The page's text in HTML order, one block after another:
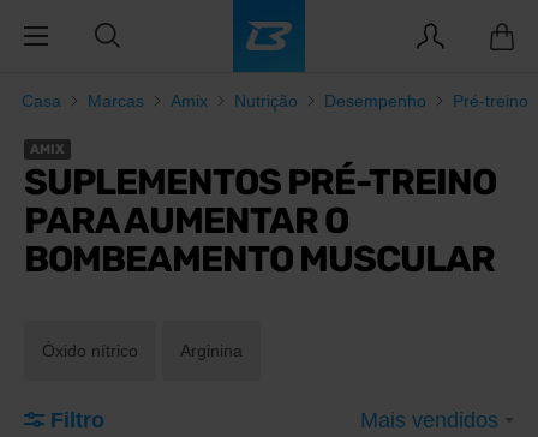
Casa Marcas Amix Nutrição Desempenho Pré-treino
AMIX
SUPLEMENTOS PRÉ-TREINO
PARA AUMENTAR O
BOMBEAMENTO MUSCULAR
Óxido nítrico Arginina
Filtro Mais vendidos